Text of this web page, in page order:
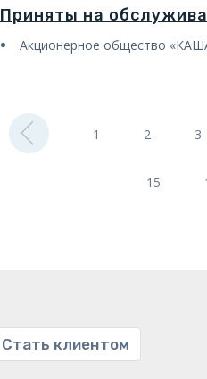
Приняты на
Акционерное общество
1 2 3
15
Стать клиентом